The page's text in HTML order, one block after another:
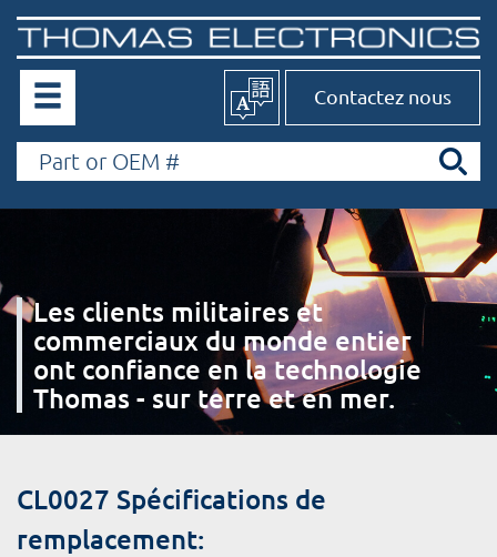
Contactez nous
Les clients militaires et
commerciaux du monde entier
ont confiance en la technologie
Thomas - sur terre et en mer.
CL0027 Spécifications de
remplacement: